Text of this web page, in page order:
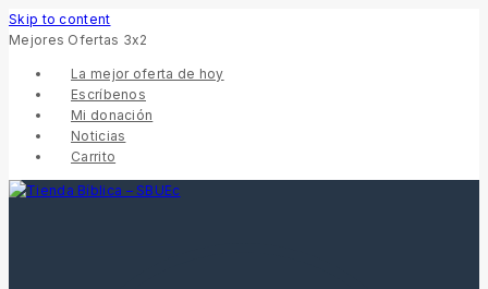
Skip to content
Mejores Ofertas 3x2
La mejor oferta de hoy
Escríbenos
Mi donación
Noticias
Carrito